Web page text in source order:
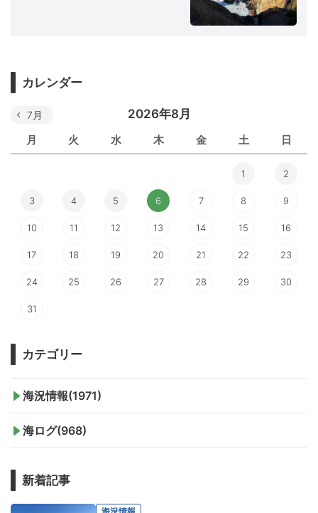
カレンダー
2026年8月
月 火 水 木 金 土 日
7月
1 2
3 4 5 6 7 8 9
10 11 12 13 14 15 16
17 18 19 20 21 22 23
24 25 26 27 28 29 30
31
カテゴリー
海況情報(1971)
海ログ(968)
新着記事